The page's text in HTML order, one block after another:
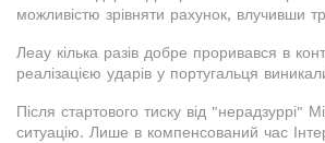
можливістю зрівняти рахунок, влучивши
Леау кілька разів добре проривався в
реалізацією ударів у португальця
Після стартового тиску від "нерадзуррі"
ситуацію. Лише в компенсований час